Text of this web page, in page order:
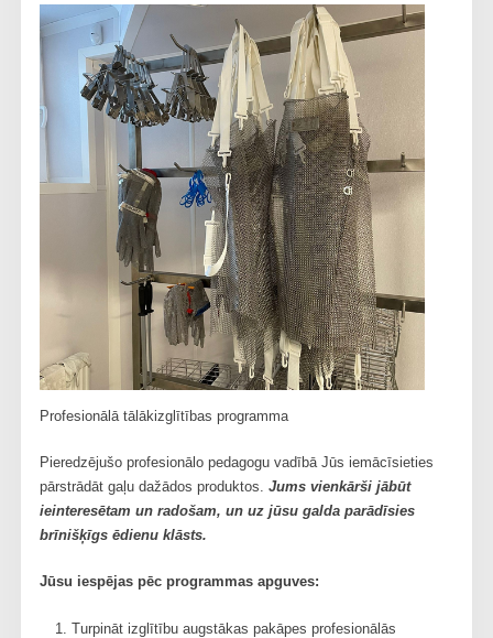
Profesionālā tālākizglītības programma
Pieredzējušo profesionālo pedagogu vadībā Jūs iemācīsieties
pārstrādāt gaļu dažādos produktos. Jums vienkārši jābūt
ieinteresētam un radošam, un uz jūsu galda parādīsies
brīnišķīgs ēdienu klāsts.
Jūsu iespējas pēc programmas apguves:
Turpināt izglītību augstākas pakāpes profesionālās